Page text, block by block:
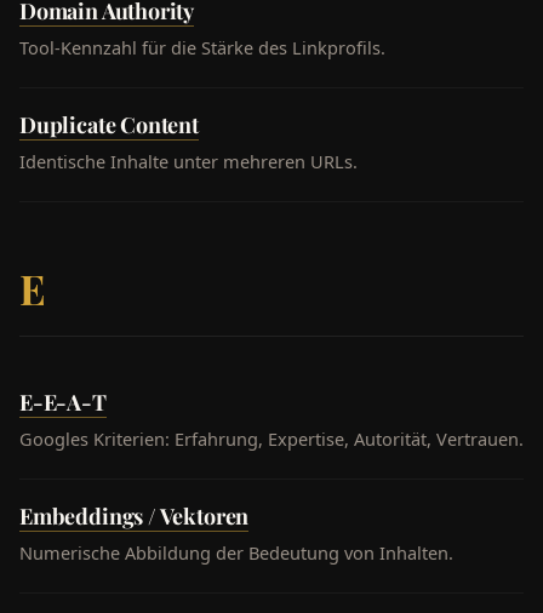
Domain Authority
Tool-Kennzahl für die Stärke des Linkprofils.
Duplicate Content
Identische Inhalte unter mehreren URLs.
E
E-E-A-T
Googles Kriterien: Erfahrung, Expertise, Autorität, Vertrauen.
Embeddings / Vektoren
Numerische Abbildung der Bedeutung von Inhalten.